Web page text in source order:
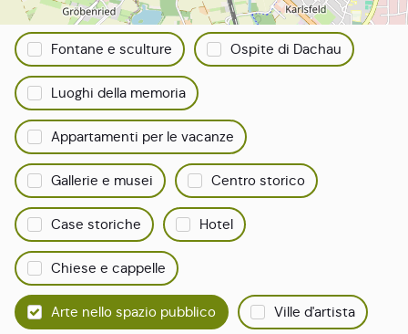
Punti di vista
Selezione del catering
Fontane e sculture Ospite di Dachau
Luoghi della memoria
Appartamenti per le vacanze
Gallerie e musei Centro storico
Case storiche Hotel
Chiese e cappelle
Arte nello spazio pubblico Ville d'artista